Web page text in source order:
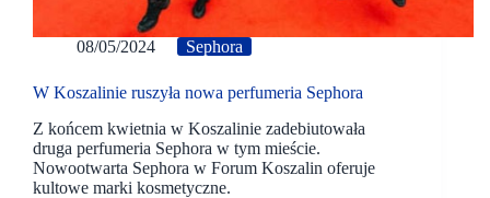
08/05/2024 Sephora
W Koszalinie ruszyła nowa perfumeria Sephora
Z końcem kwietnia w Koszalinie zadebiutowała
druga perfumeria Sephora w tym mieście.
Nowootwarta Sephora w Forum Koszalin oferuje
kultowe marki kosmetyczne.